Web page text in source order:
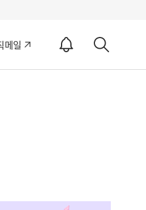
메일
알
ON
세